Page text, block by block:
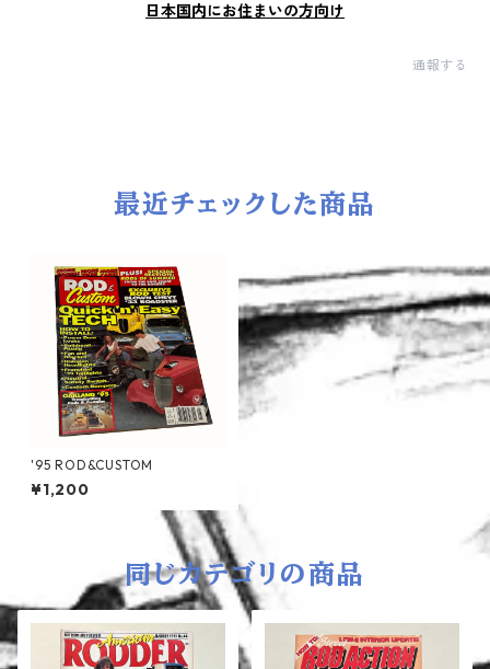
日本国内にお住まいの方向け
通報する
最近チェックした商品
'95 ROD&CUSTOM
¥1,200
同じカテゴリの商品